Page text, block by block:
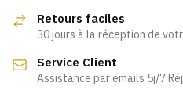
Retours faciles
30 jours à la réception de
Service Client
Assistance par emails 5j/7